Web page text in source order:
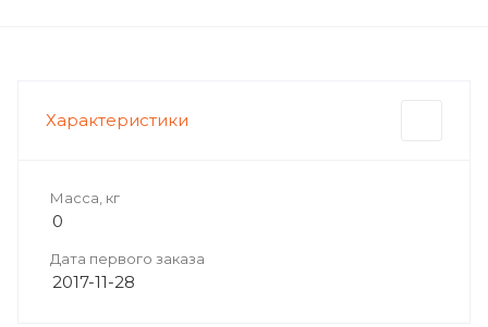
Характеристики
Масса, кг
0
Дата первого заказа
2017-11-28